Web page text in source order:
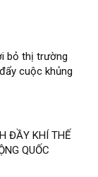
bỏ thị trường
cuộc khủng
ĐẦY KHÍ THẾ
QUỐC